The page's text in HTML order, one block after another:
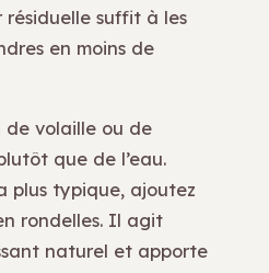
suffit à les
en moins de
de volaille ou de
que de l’eau.
plus typique, ajoutez
rondelles. Il agit
naturel et apporte